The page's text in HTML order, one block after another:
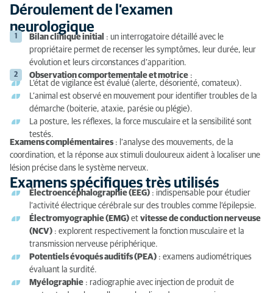
Déroulement de l’examen
neurologique
Bilan clinique initial : un interrogatoire détaillé avec le
propriétaire permet de recenser les symptômes, leur durée, leur
évolution et leurs circonstances d’apparition.
Observation comportementale et motrice :
L’état de vigilance est évalué (alerte, désorienté, comateux).
L’animal est observé en mouvement pour identifier troubles de la
démarche (boiterie, ataxie, parésie ou plégie).
La posture, les réflexes, la force musculaire et la sensibilité sont
testés.
Examens complémentaires : l’analyse des mouvements, de la
coordination, et la réponse aux stimuli douloureux aident à localiser une
lésion précise dans le système nerveux.
Examens spécifiques très utilisés
Électroencéphalographie (EEG) : indispensable pour étudier
l’activité électrique cérébrale sur des troubles comme l’épilepsie.
Électromyographie (EMG) et vitesse de conduction nerveuse
(NCV) : explorent respectivement la fonction musculaire et la
transmission nerveuse périphérique.
Potentiels évoqués auditifs (PEA) : examens audiométriques
évaluant la surdité.
Myélographie : radiographie avec injection de produit de